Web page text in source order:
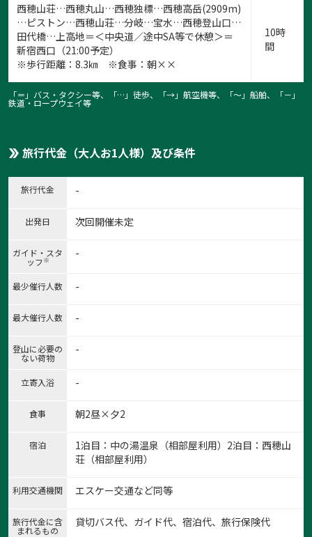
西穂山荘…西穂丸山…西穂独標…西穂高岳(2909m)
…ピストン…西穂山荘…分岐…宝水…西穂登山口…
田代橋…上高地＝＜中央道／途中SA等で休憩＞＝
新宿西口（21:00予定）
※歩行距離：8.3㎞ ※食事：朝××
10時
間
「＝」バス・タクシー等、「…」徒歩、「→」航空機等、「〜」船舶、「－」
鉄道・ロープウェイ等
旅行代金（大人お1人様）及び条件
旅行代金 -
出発日 次回開催未定
ガイド・スタ
ッフ※ -
最少催行人数 -
最大催行人数 -
登山に必要の
ない荷物
-
立寄入浴 -
食事 朝2昼×夕2
宿泊
1泊目：中の湯温泉（相部屋利用）2泊目：西穂山
荘（相部屋利用）
利用交通機関 エスケー交通など同等
旅行代金に含
まれるもの
貸切バス代、ガイド代、宿泊代、旅行保険代
1:中の湯から出発